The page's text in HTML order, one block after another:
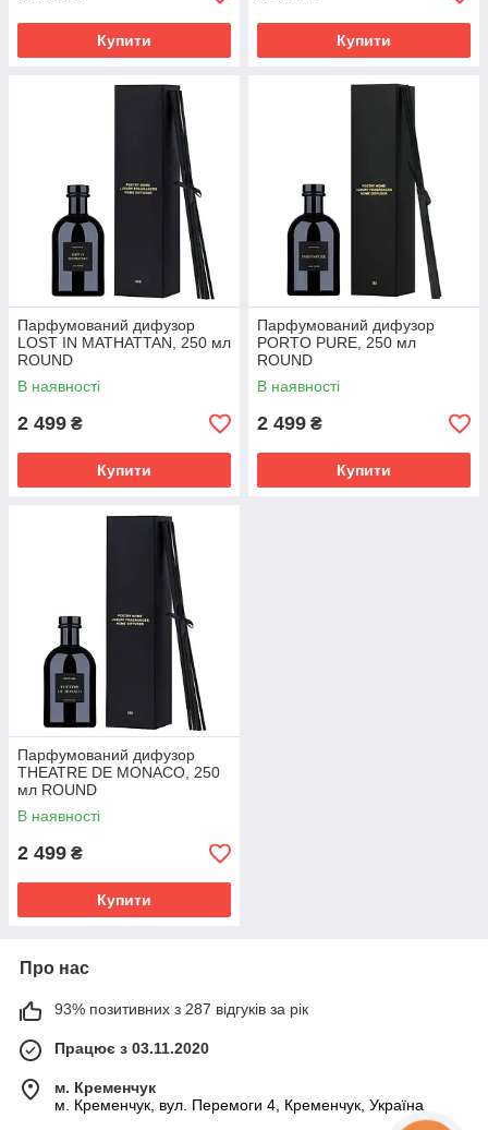
Купити Купити
Парфумований дифузор
LOST IN MATHATTAN, 250 мл
ROUND
В наявності
2 499 ₴
Купити
Парфумований дифузор
PORTO PURE, 250 мл
ROUND
В наявності
2 499 ₴
Купити
Парфумований дифузор
THEATRE DE MONACO, 250
мл ROUND
В наявності
2 499 ₴
Купити
Про нас
93% позитивних з 287 відгуків за рік
Працює з 03.11.2020
м. Кременчук
м. Кременчук, вул. Перемоги 4, Кременчук, Україна